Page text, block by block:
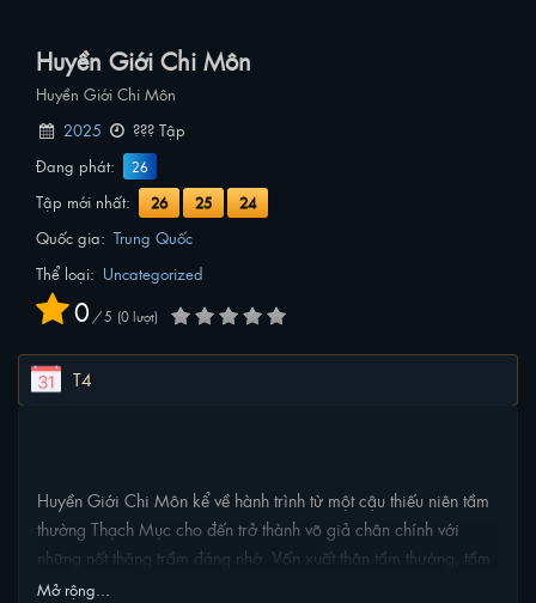
Huyền Giới Chi Môn
Huyền Giới Chi Môn
2025
??? Tập
Đang phát:
26
Tập mới nhất: 26 25 24
Quốc gia: Trung Quốc
Thể loại: Uncategorized
0 / 5 0lượt
T4
Huyền Giới Chi Môn kể về hành trình từ một cậu thiếu niên tầm
thường Thạch Mục cho đến trở thành võ giả chân chính với
những nốt thăng trầm đáng nhớ. Vốn xuất thân tầm thường, tầm
thường đến mức chỉ là một con nuôi trong một thế gia, vậy nên
Mở rộng...